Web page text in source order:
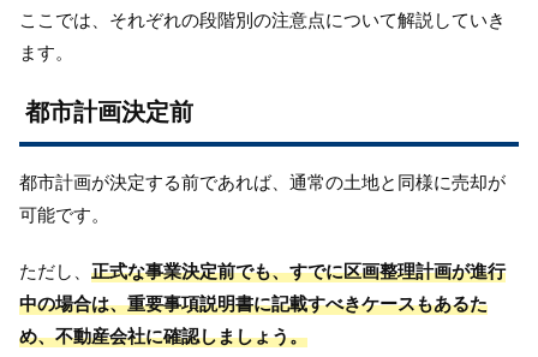
ここでは、それぞれの段階別の注意点について解説していき
ます。
都市計画決定前
都市計画が決定する前であれば、通常の土地と同様に売却が
可能です。
ただし、 正式な事業決定前でも、すでに区画整理計画が進行
中の場合は、重要事項説明書に記載すべきケースもあるた
め、不動産会社に確認しましょう。